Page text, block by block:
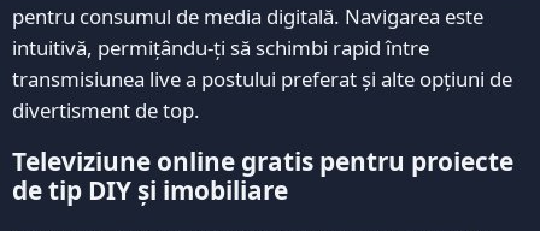
pentru consumul de media digitală. Navigarea este
intuitivă, permițându-ți să schimbi rapid între
transmisiunea live a postului preferat și alte opțiuni de
divertisment de top.
Televiziune online gratis pentru proiecte
de tip DIY și imobiliare